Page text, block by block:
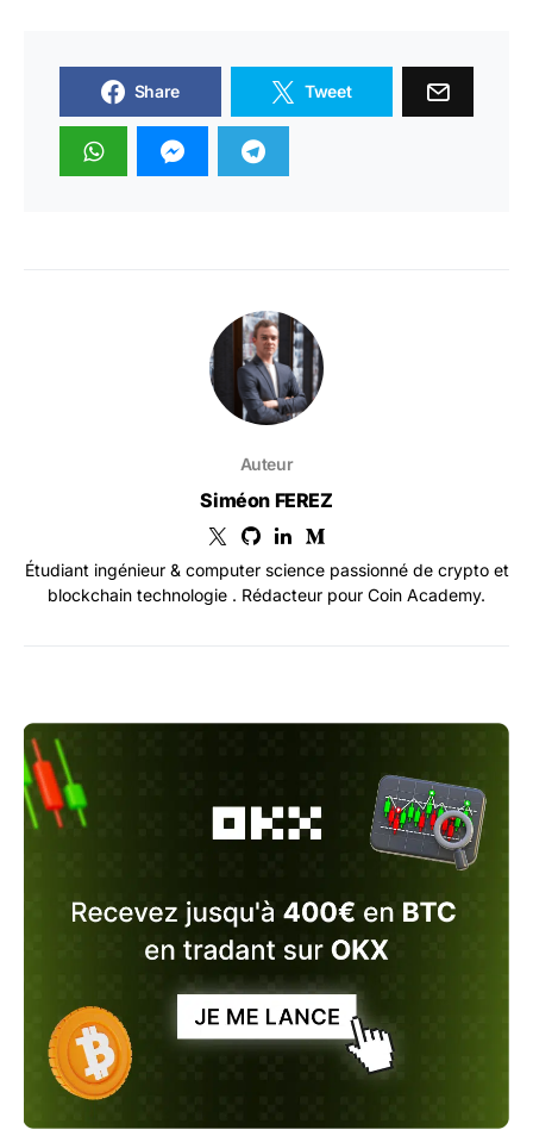
Share Tweet
Auteur
Siméon FEREZ
Étudiant ingénieur & computer science passionné de crypto et
blockchain technologie . Rédacteur pour Coin Academy.